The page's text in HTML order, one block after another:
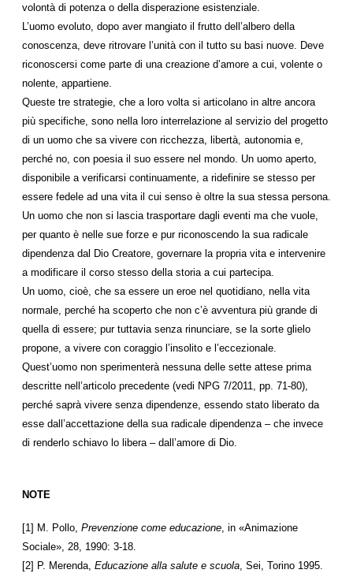
volontà di potenza o della disperazione esistenziale.
L’uomo evoluto, dopo aver mangiato il frutto dell’albero della
conoscenza, deve ritrovare l’unità con il tutto su basi nuove. Deve
riconoscersi come parte di una creazione d’amore a cui, volente o
nolente, appartiene.
Queste tre strategie, che a loro volta si articolano in altre ancora
più specifiche, sono nella loro interrelazione al servizio del progetto
di un uomo che sa vivere con ricchezza, libertà, autonomia e,
perché no, con poesia il suo essere nel mondo. Un uomo aperto,
disponibile a verificarsi continuamente, a ridefinire se stesso per
essere fedele ad una vita il cui senso è oltre la sua stessa persona.
Un uomo che non si lascia trasportare dagli eventi ma che vuole,
per quanto è nelle sue forze e pur riconoscendo la sua radicale
dipendenza dal Dio Creatore, governare la propria vita e intervenire
a modificare il corso stesso della storia a cui partecipa.
Un uomo, cioè, che sa essere un eroe nel quotidiano, nella vita
normale, perché ha scoperto che non c’è avventura più grande di
quella di essere; pur tuttavia senza rinunciare, se la sorte glielo
propone, a vivere con coraggio l’insolito e l’eccezio­nale.
Quest’uomo non sperimenterà nessuna delle sette attese prima
descritte nell’articolo precedente (vedi NPG 7/2011, pp. 71-80),
perché saprà vivere senza dipendenze, essendo stato liberato da
esse dall’accettazione della sua radicale dipendenza – che invece
di renderlo schiavo lo libera – dall’amore di Dio.
NOTE
[1] M. Pollo, Prevenzione come educazione, in «Animazione
Sociale», 28, 1990: 3-18.
[2] P. Merenda, Educazione alla salute e scuola, Sei, Torino 1995.